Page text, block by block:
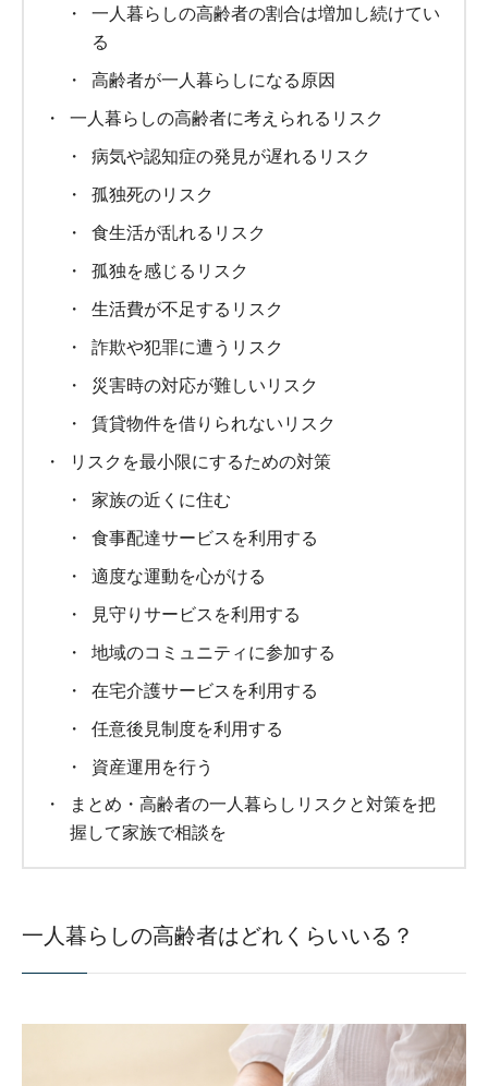
一人暮らしの高齢者の割合は増加し続けてい
る
高齢者が一人暮らしになる原因
一人暮らしの高齢者に考えられるリスク
病気や認知症の発見が遅れるリスク
孤独死のリスク
食生活が乱れるリスク
孤独を感じるリスク
生活費が不足するリスク
詐欺や犯罪に遭うリスク
災害時の対応が難しいリスク
賃貸物件を借りられないリスク
リスクを最小限にするための対策
家族の近くに住む
食事配達サービスを利用する
適度な運動を心がける
見守りサービスを利用する
地域のコミュニティに参加する
在宅介護サービスを利用する
任意後見制度を利用する
資産運用を行う
まとめ・高齢者の一人暮らしリスクと対策を把
握して家族で相談を
一人暮らしの高齢者はどれくらいいる？